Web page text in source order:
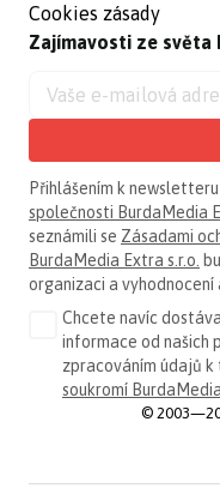
Cookies zásady
Zajímavosti ze světa
Přihlášením k
společnosti BurdaMedia
seznámili se Zásadami
BurdaMedia Extra s.r.o.
organizaci a vyhodnocení
Chcete navíc
informace od našich
zpracováním údajů
soukromí
©